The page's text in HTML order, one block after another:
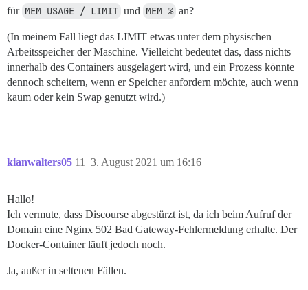
für MEM USAGE / LIMIT und MEM % an?
(In meinem Fall liegt das LIMIT etwas unter dem physischen
Arbeitsspeicher der Maschine. Vielleicht bedeutet das, dass nichts
innerhalb des Containers ausgelagert wird, und ein Prozess könnte
dennoch scheitern, wenn er Speicher anfordern möchte, auch wenn
kaum oder kein Swap genutzt wird.)
kianwalters05 3. August 2021 um 16:16
11
Hallo!
Ich vermute, dass Discourse abgestürzt ist, da ich beim Aufruf der
Domain eine Nginx 502 Bad Gateway-Fehlermeldung erhalte. Der
Docker-Container läuft jedoch noch.
Ja, außer in seltenen Fällen.